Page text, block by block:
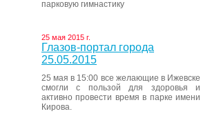
парковую гимнастику
25 мая 2015 г.
Глазов-портал города
25.05.2015
25 мая в 15:00 все желающие в Ижевске
смогли с пользой для здоровья и
активно провести время в парке имени
Кирова.